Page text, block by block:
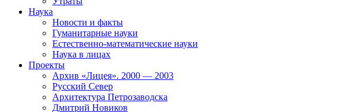
Наука
Новости и факты
Гуманитарные науки
Естественно-математические науки
Наука в лицах
Проекты
Архив «Лицея». 2000 — 2003
Русский Север
Архитектура Петрозаводска
Дмитрий Новиков